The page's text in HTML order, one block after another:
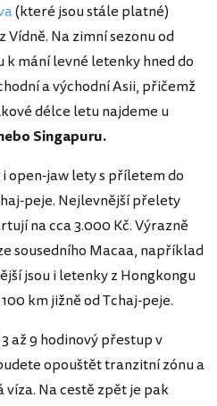
(které jsou stále platné)
Vídně. Na zimní sezonu od
k mání levné letenky hned do
a východní Asii, přičemž
délce letu najdeme u
Singapuru.
open-jaw lety s příletem do
peje. Nejlevnější přelety
na cca 3.000 Kč. Výrazně
sousedního Macaa, například
jsou i letenky z Hongkongu
km jižně od Tchaj-peje.
až 9 hodinový přestup v
opouštět tranzitní zónu a
Na cestě zpět je pak